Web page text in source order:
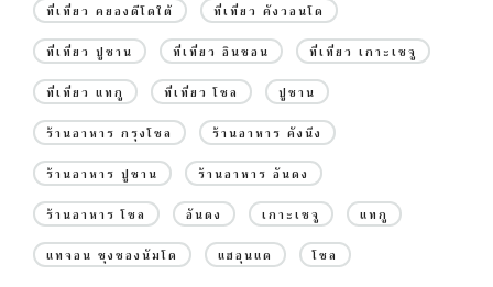
ที่เที่ยว คยองดีโดใต้ ที่เที่ยว คังวอนโด
ที่เที่ยว ปูซาน ที่เที่ยว อินชอน ที่เที่ยว เกาะเชจู
ที่เที่ยว แทกู ที่เที่ยว โซล ปูซาน
ร้านอาหาร กรุงโซล ร้านอาหาร คังนึง
ร้านอาหาร ปูซาน ร้านอาหาร อันดง
ร้านอาหาร โซล อันดง เกาะเชจู แทกู
แทจอน ชุงชองนัมโด แฮอุนแด โซล